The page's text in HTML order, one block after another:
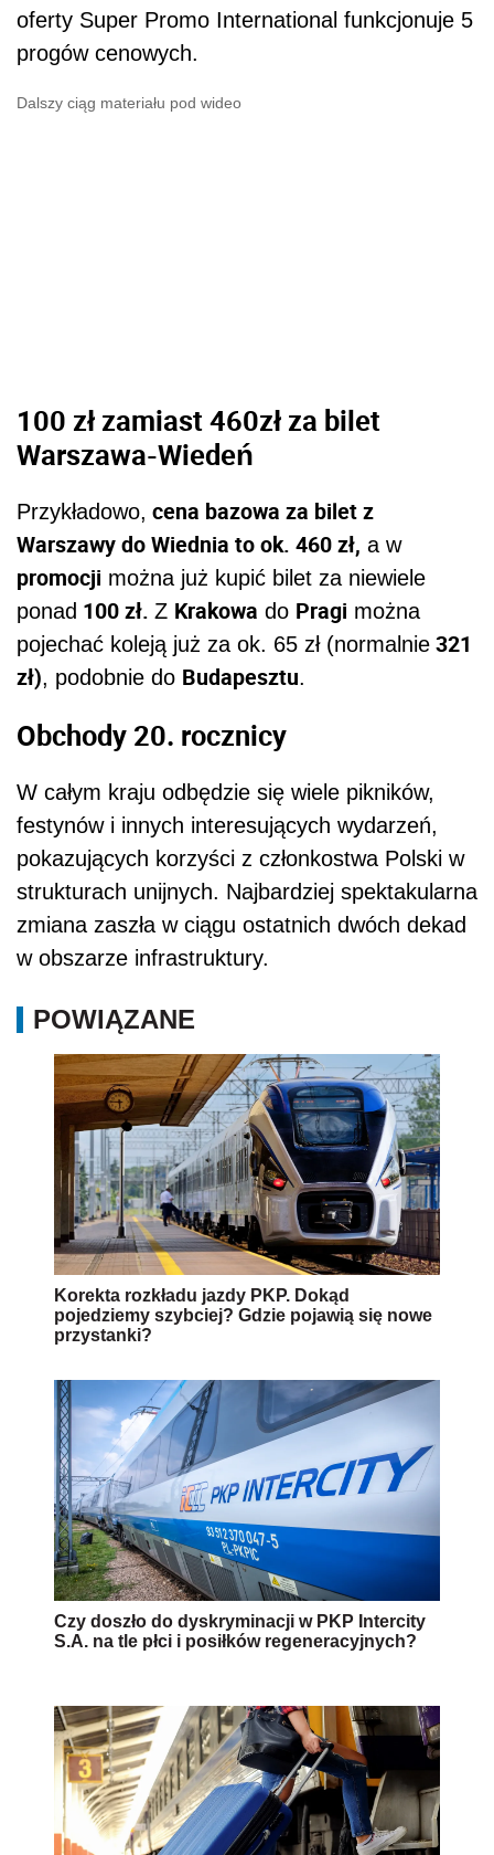
oferty Super Promo International funkcjonuje 5
progów cenowych.
Dalszy ciąg materiału pod wideo
100 zł zamiast 460zł za bilet
Warszawa-Wiedeń
Przykładowo, cena bazowa za bilet z
Warszawy do Wiednia to ok. 460 zł, a w
promocji można już kupić bilet za niewiele
ponad 100 zł. Z Krakowa do Pragi można
pojechać koleją już za ok. 65 zł (normalnie 321
zł), podobnie do Budapesztu.
Obchody 20. rocznicy
W całym kraju odbędzie się wiele pikników,
festynów i innych interesujących wydarzeń,
pokazujących korzyści z członkostwa Polski w
strukturach unijnych. Najbardziej spektakularna
zmiana zaszła w ciągu ostatnich dwóch dekad
w obszarze infrastruktury.
POWIĄZANE
Korekta rozkładu jazdy PKP. Dokąd
pojedziemy szybciej? Gdzie pojawią się nowe
przystanki?
Czy doszło do dyskryminacji w PKP Intercity
S.A. na tle płci i posiłków regeneracyjnych?